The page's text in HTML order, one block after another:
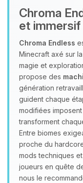
Chroma
et immersif
Chroma Endless
Minecraft axé sur
magie et
propose des
génération
guident chaque
modifiées
transforment
Entre biomes
proche du
mods techniques
joueurs en quête
nous le